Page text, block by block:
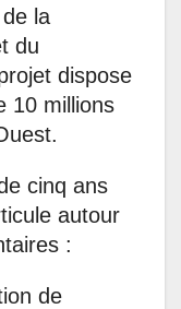
la
du
dispose
10 millions
cinq ans
autour
:
de